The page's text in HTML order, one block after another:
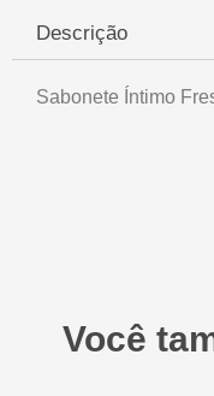
Descrição
Sabonete Íntimo
Você